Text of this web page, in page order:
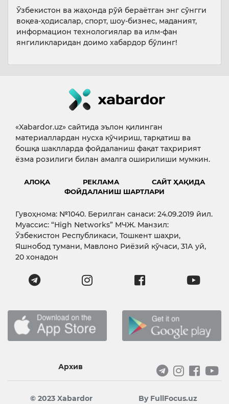
Ўзбекистон ва жаҳонда рўй бераётган энг сўнгги
воқеа-ҳодисалар, спорт, шоу-бизнес, маданият,
информацион технологиялар ва илм-фан
янгиликларидан доимо хабардор бўлинг!
«Xabardor.uz» сайтида эълон қилинган
материаллардан нусха кўчириш, тарқатиш ва
бошқа шаклларда фойдаланиш фақат таҳририят
ёзма розилиги билан амалга оширилиши мумкин.
АЛОҚА РЕКЛАМА
САЙТ ҲАҚИДА
ФОЙДАЛАНИШ ШАРТЛАРИ
Гувоҳнома: №1040. Берилган санаси: 24.09.2019 йил.
Муассис: “High Networks” МЧЖ. Манзил:
Ўзбекистон Республикаси, Тошкент шаҳри,
Яшнобод тумани, Мавлоно Риёзий кўчаси, 31А уй,
20 хонадон
Архив
© 2023 Xabardor By FullFocus.uz